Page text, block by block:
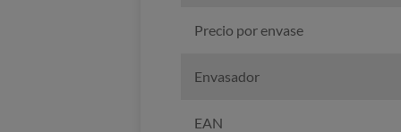
Precio por envase
Envasador
EAN